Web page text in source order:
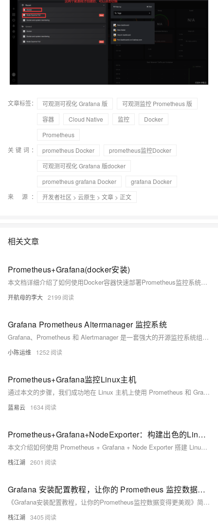
文章标签： 可观测可视化 Grafana 版
可观测监控 Prometheus 版
容器
Cloud Native 监控
Docker
Prometheus
关键词：
prometheus Docker
prometheus监控Docker
可观测可视化 Grafana 版docker
prometheus grafana Docker
grafana Docker
来 源：
开发者社区 > 云原生 > 文章 > 正文
相关文章
Prometheus+Grafana(docker安装)
本文档详细介绍了如何使用Docker容器快速部署Prometheus监控系统和Grafana数据可视化平台。该方案适用于需要快速搭建监控环境的开发测试场景，具备部署简单、资源占用低、易于维护等特点。
开航母的李大 2199
Grafana Prometheus Altermanager 监控系统
Grafana、Prometheus 和 Alertmanager 是一套强大的开源监控系统组合。Prometheus 负责数据采集与存储，Alertmanager 处理告警通知，Grafana 提供可视化界面。本文简要介绍了这套系统的安装配置流程，包括各组件的下载、安装、服务配置及开机自启设置，并提供了访问地址和重启命令。适用于希望快速搭建高效监控平台的用户。
小陈运维 1252
Prometheus+Grafana监控Linux主机
通过本文的步骤，我们成功地在 Linux 主机上使用 Prometheus 和 Grafana 进行了监控配置。具体包括安装 Prometheus 和 Node Exporter，配置 Grafana 数据源，并导入预设的仪表盘来展示监控数据。通过这种方式，可以轻松实现对 Linux 主机的系统指标监控，帮助及时发现和处理潜在问题。
蓝易云 1634
Prometheus+Grafana+NodeExporter：构建出色的Linux监控解决方案，让你的运维更轻松
本文介绍如何使用 Prometheus + Grafana + Node Exporter 搭建 Linux 主机监控系统。Prometheus 负责收集和存储指标数据，Grafana 用于可视化展示，Node Exporter 则采集主机的性能数据。通过 Docker 容器化部署，简化安装配置过程。完成安装后，配置 Prometheus 抓取节点数据，并在 Grafana 中添加数据源及导入仪表盘模板，实现对 Linux 主机的全面监控。整个过程简单易行，帮助运维人员轻松掌握系统状态。
栈江湖 2601
Grafana 安装配置教程，让你的 Prometheus 监控数据变得更美观
《Grafana安装配置教程，让你的Prometheus监控数据变得更美观》简介： Grafana是一个开源的度量分析与可视化工具，支持多种数据源（如Prometheus），提供丰富的可视化功能和警报机制。本文详细介绍了Grafana的安装、汉化方法及模板使用，帮助用户轻松创建美观、灵活的数据面板，并实现数据的协作与共享。通过Docker镜像、配置文件修改或替换前端页面等方式实现汉化，让用户更便捷地使用中文界面。此外，还提供了导入JSON格式模板的具体步骤，方便快速搭建仪表盘。
栈江湖 3405